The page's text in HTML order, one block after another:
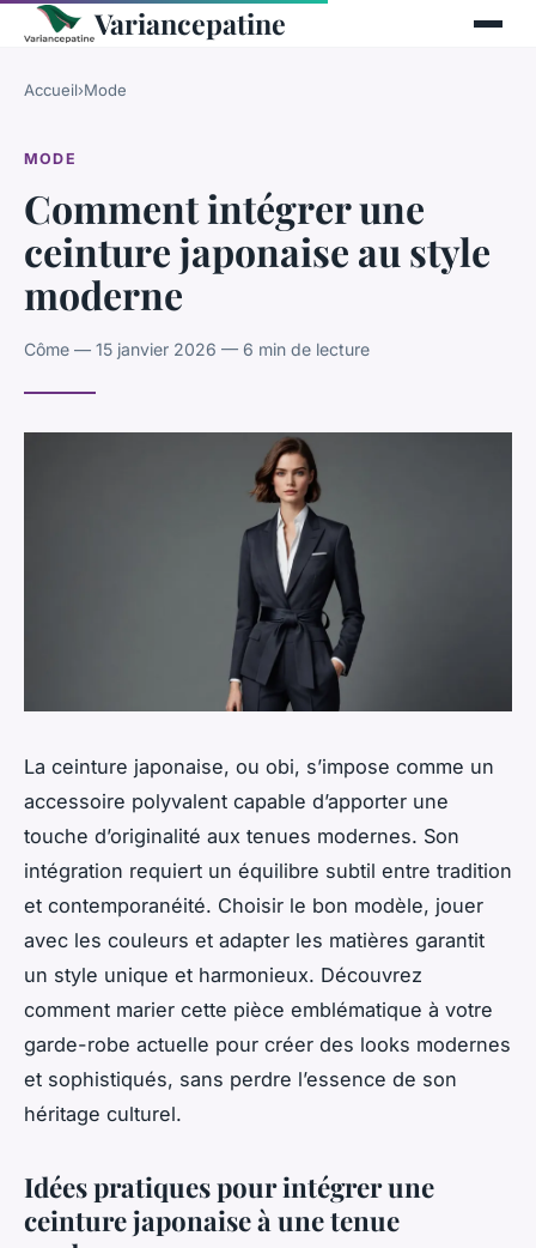
Variancepatine
Accueil›Mode
MODE
Comment intégrer une
ceinture japonaise au style
moderne
Côme — 15 janvier 2026 — 6 min de lecture
La ceinture japonaise, ou obi, s’impose comme un
accessoire polyvalent capable d’apporter une
touche d’originalité aux tenues modernes. Son
intégration requiert un équilibre subtil entre tradition
et contemporanéité. Choisir le bon modèle, jouer
avec les couleurs et adapter les matières garantit
un style unique et harmonieux. Découvrez
comment marier cette pièce emblématique à votre
garde-robe actuelle pour créer des looks modernes
et sophistiqués, sans perdre l’essence de son
héritage culturel.
Idées pratiques pour intégrer une
ceinture japonaise à une tenue